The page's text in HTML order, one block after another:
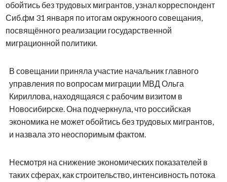
обойтись без трудовых мигрантов, узнал корреспондент
Сиб.фм 31 января по итогам окружноого совещания,
посвящённого реализации государственной
миграционной политики.
В совещании приняла участие начальник главного
управления по вопросам миграции МВД Ольга
Кириллова, находящаяся с рабочим визитом в
Новосибирске. Она подчеркнула, что российская
экономика не может обойтись без трудовых мигрантов,
и назвала это неоспоримым фактом.
Несмотря на снижение экономических показателей в
таких сферах, как строительство, интенсивность потока